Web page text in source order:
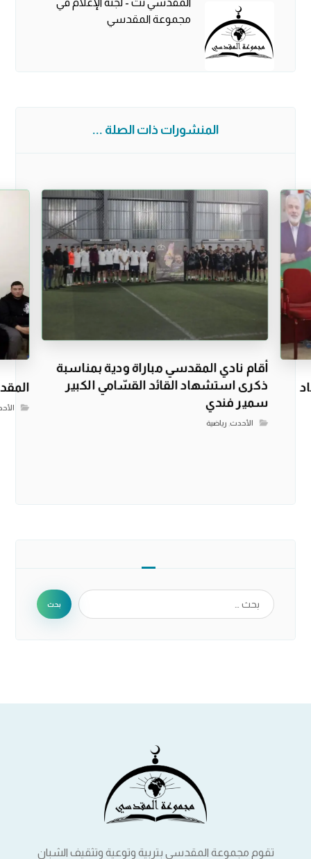
المقدسي نت - لجنة الإعلام في
مجموعة المقدسي
المنشورات ذات الصلة ...
أقام نادي المقدسي مباراة ودية بمناسبة
ذكرى استشهاد القائد القسّامي الكبير
سمير فندي
الأحدث, رياضية
بحث
تقوم مجموعة المقدسي بتربية وتوعية وتثقيف الشبان